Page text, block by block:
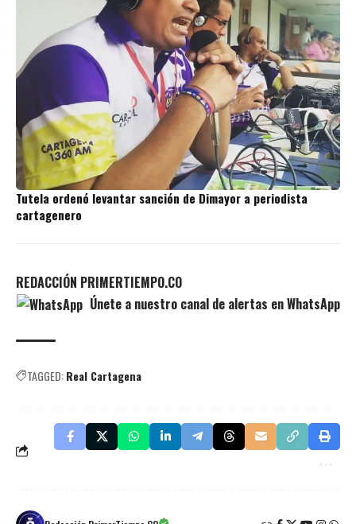
Tutela ordenó levantar sanción de Dimayor a periodista
cartagenero
REDACCIÓN PRIMERTIEMPO.CO
Únete a nuestro canal de alertas en WhatsApp
TAGGED:Real Cartagena